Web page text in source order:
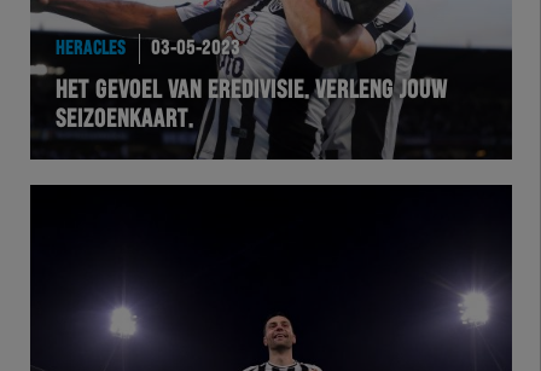
HERACLES 03-05-2023
HET GEVOEL VAN EREDIVISIE. VERLENG JOUW
SEIZOENKAART.